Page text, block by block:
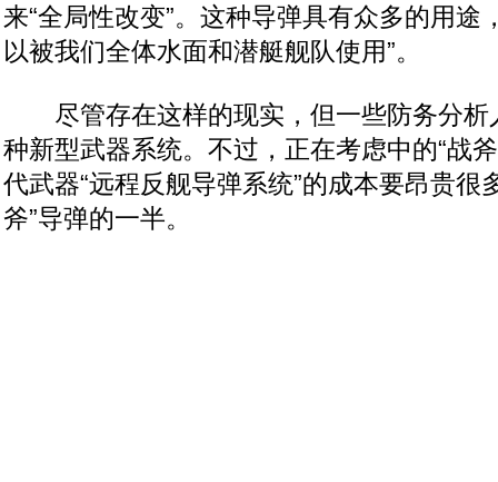
来“全局性改变”。这种导弹具有众多的用途
以被我们全体水面和潜艇舰队使用”。
尽管存在这样的现实，但一些防务分析
种新型武器系统。不过，正在考虑中的“战
代武器“远程反舰导弹系统”的成本要昂贵很
斧”导弹的一半。